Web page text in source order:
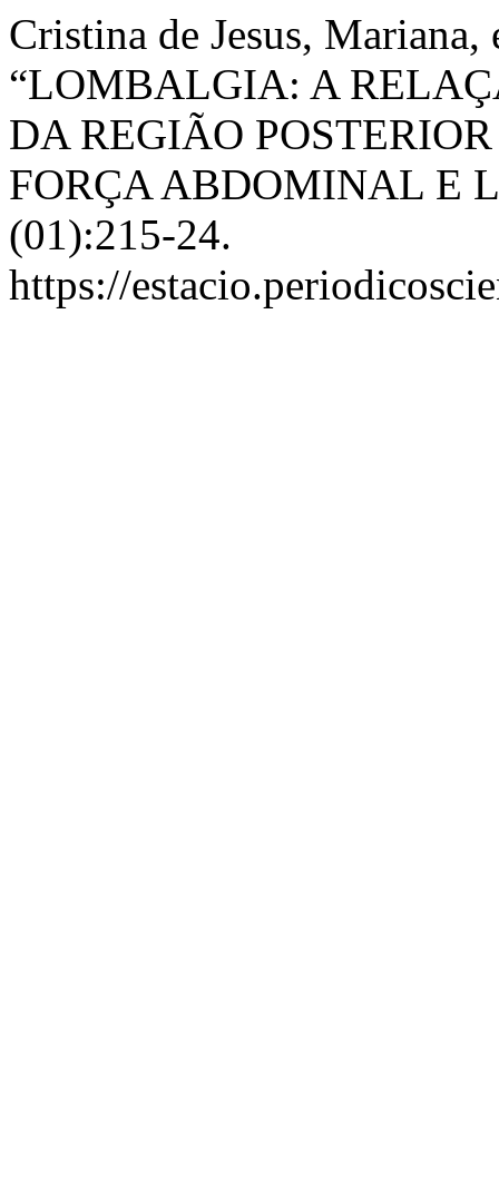
Cristina de Jesus,
“LOMBALGIA: A
DA REGIÃO
FORÇA ABDOMINAL E
(01):215-24.
https://